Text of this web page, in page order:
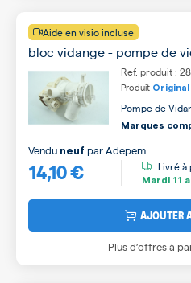
Aide en visio incluse
bloc vidange - pompe de
Ref. produit :
Produit Original
Pompe de
Marques
14,10 €
Vendu neuf parAdepem
Livré à
Mardi 11
AJOUTER
Plus d’offres à